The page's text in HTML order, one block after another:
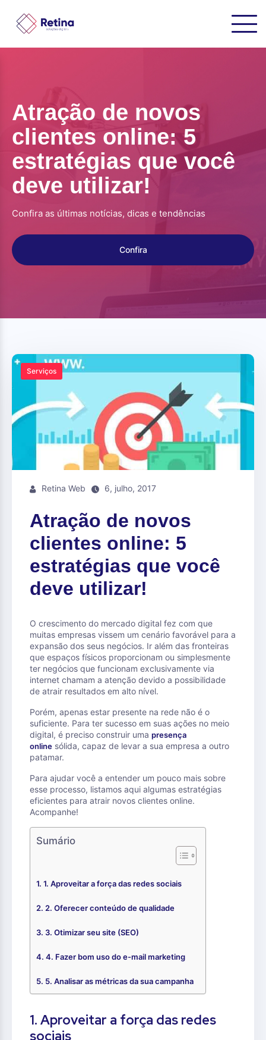
Atração de novos
clientes online: 5
estratégias que você
deve utilizar!
Confira as últimas notícias, dicas e tendências
Confira
Serviços
Retina Web 6, julho, 2017
Atração de novos
clientes online: 5
estratégias que você
deve utilizar!
O crescimento do mercado digital fez com que
muitas empresas vissem um cenário favorável para a
expansão dos seus negócios. Ir além das fronteiras
que espaços físicos proporcionam ou simplesmente
ter negócios que funcionam exclusivamente via
internet chamam a atenção devido a possibilidade
de atrair resultados em alto nível.
Porém, apenas estar presente na rede não é o
suficiente. Para ter sucesso em suas ações no meio
digital, é preciso construir uma presença
online sólida, capaz de levar a sua empresa a outro
patamar.
Para ajudar você a entender um pouco mais sobre
esse processo, listamos aqui algumas estratégias
eficientes para atrair novos clientes online.
Acompanhe!
Sumário
1. Aproveitar a força das redes sociais
2. Oferecer conteúdo de qualidade
3. Otimizar seu site (SEO)
4. Fazer bom uso do e-mail marketing
5. Analisar as métricas da sua campanha
1. Aproveitar a força das redes
sociais